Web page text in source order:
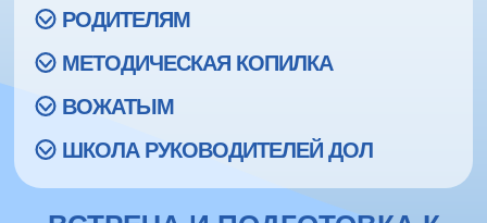
РОДИТЕЛЯМ
МЕТОДИЧЕСКАЯ КОПИЛКА
ВОЖАТЫМ
ШКОЛА РУКОВОДИТЕЛЕЙ ДОЛ